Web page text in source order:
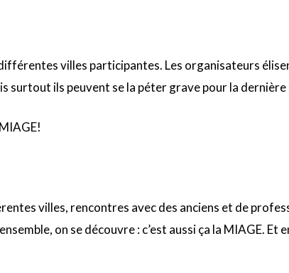
villes participantes. Les organisateurs
surtout ils peuvent se la péter grave pour la dernière
villes, rencontres avec des anciens et de
on se découvre : c’est aussi ça la MIAGE. Et